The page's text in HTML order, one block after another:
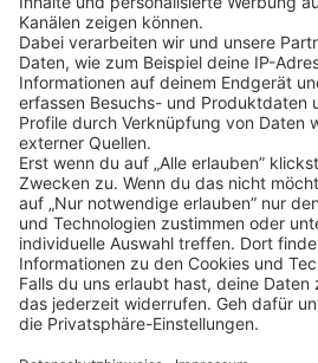
ZAHLUNGSMETHODEN
SOCIAL
NEWSLETTER
BESUCHEN SIE UNS
Alle Preise inkl. gesetzl. Mehrwertsteuer